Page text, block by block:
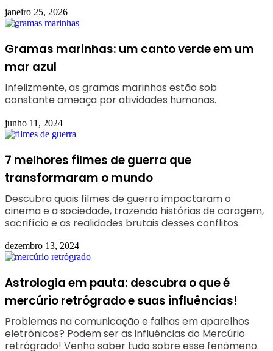
janeiro 25, 2026
Gramas marinhas: um canto verde em um
mar azul
Infelizmente, as gramas marinhas estão sob
constante ameaça por atividades humanas.
junho 11, 2024
7 melhores filmes de guerra que
transformaram o mundo
Descubra quais filmes de guerra impactaram o
cinema e a sociedade, trazendo histórias de coragem,
sacrifício e as realidades brutais desses conflitos.
dezembro 13, 2024
Astrologia em pauta: descubra o que é
mercúrio retrógrado e suas influências!
Problemas na comunicação e falhas em aparelhos
eletrônicos? Podem ser as influências do Mercúrio
retrógrado! Venha saber tudo sobre esse fenômeno.